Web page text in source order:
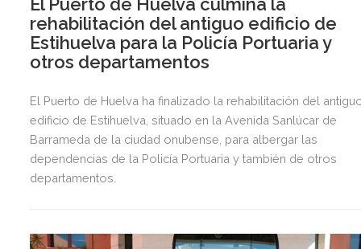
rehabilitación del antiguo edificio de
Estihuelva para la Policía Portuaria y
otros departamentos
El Puerto de Huelva ha finalizado la rehabilitación del
edificio de Estihuelva, situado en la Avenida Sanlúcar de
Barrameda de la ciudad onubense, para albergar las
dependencias de la Policía Portuaria y también de otros
departamentos.